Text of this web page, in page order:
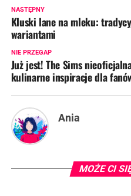
NASTĘPNY
Kluski lane na mleku:
wariantami
NIE PRZEGAP
Już jest! The Sims
kulinarne inspiracje dla
Ania
MOŻE CI